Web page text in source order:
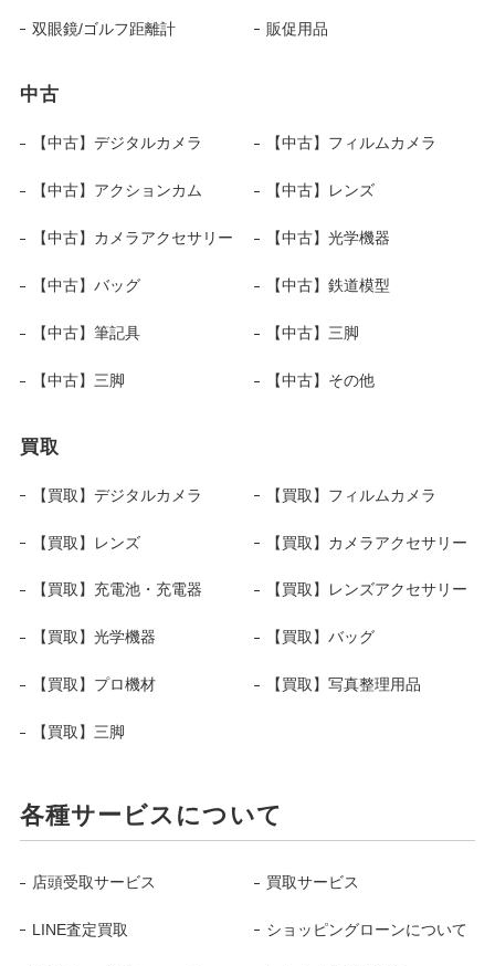
双眼鏡/ゴルフ距離計 販促用品
中古
【中古】デジタルカメラ 【中古】フィルムカメラ
【中古】アクションカム 【中古】レンズ
【中古】カメラアクセサリー 【中古】光学機器
【中古】バッグ 【中古】鉄道模型
【中古】筆記具 【中古】三脚
【中古】三脚 【中古】その他
買取
【買取】デジタルカメラ 【買取】フィルムカメラ
【買取】レンズ 【買取】カメラアクセサリー
【買取】充電池・充電器 【買取】レンズアクセサリー
【買取】光学機器 【買取】バッグ
【買取】プロ機材 【買取】写真整理用品
【買取】三脚
各種サービスについて
店頭受取サービス 買取サービス
LINE査定買取 ショッピングローンについて